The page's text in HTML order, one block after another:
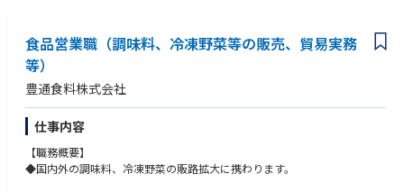
食品営業職（調味料、冷凍野菜等の販売、貿易実務
等）
豊通食料株式会社
仕事内容
【職務概要】
◆国内外の調味料、冷凍野菜の販路拡大に携わります。